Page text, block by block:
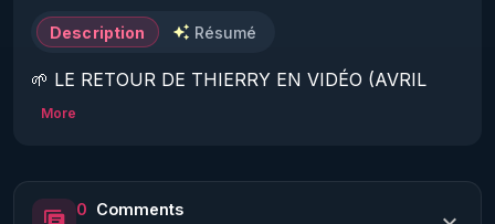
Description Résumé
🌱 LE RETOUR DE THIERRY EN VIDÉO (AVRIL
2022)!
https://www.rgnr.fr/presentation.html
More
0 Comments